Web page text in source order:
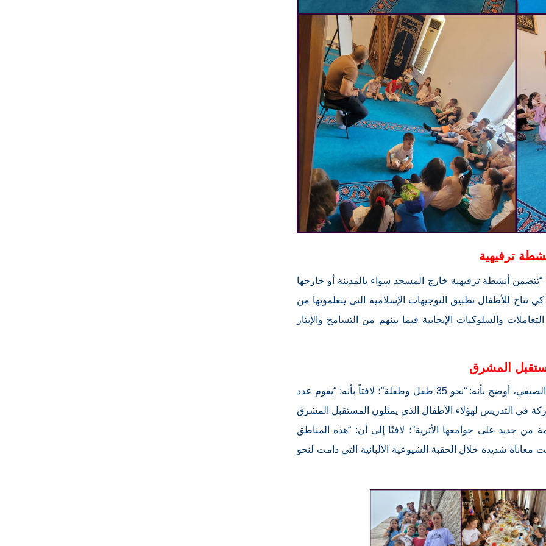
ترفيهية
أنشطة ترفيهية خارج المسجد سواء بالمدينة أو خارجها
للأطفال تطبيق التوجيهات الإسلامية التي يتعلمونها من
والسلوكيات الإيجابية فيما بينهم من التسامح والإيثار
المشرق
وحول عدد الأطفال المشاركين في هذا البرنامج الصيفي، أوضح بأنه: “نحو 35 طفل وطفلة”؛ لافتاً بأنه: “يقوم عدد
في التدريس لهؤلاء الأطفال الذي يمثلون المستقبل المشرق
من جديد على جوامعها الأثرية”؛ لافتًا إلى أن: “هذه المناطق
معاناة شديدة خلال الحقبة الشيوعية الألبانية التي دامت لنحو